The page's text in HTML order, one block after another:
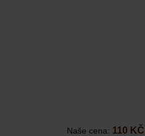
Naše cena: 110 KČ